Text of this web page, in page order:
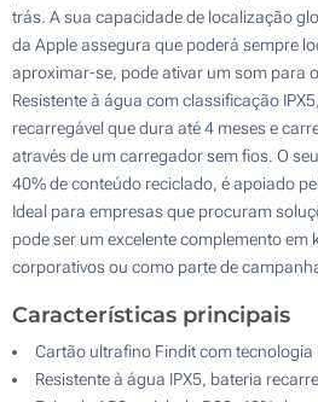
trás. A sua capacidade de localização
da Apple assegura que poderá sempre
aproximar-se, pode ativar um som para
Resistente à água com classificação
recarregável que dura até 4 meses e
através de um carregador sem fios. O
40% de conteúdo reciclado, é apoiado
Ideal para empresas que procuram
pode ser um excelente complemento em
corporativos ou como parte de
Características principais
Cartão ultrafino Findit com tecnologia
Resistente à água IPX5, bateria